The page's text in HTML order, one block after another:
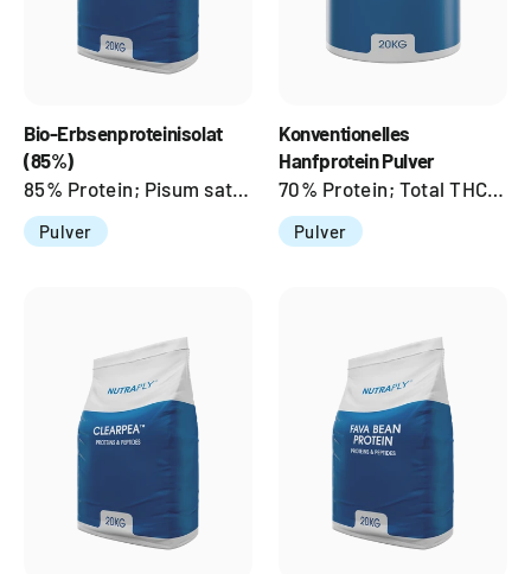
Bio-Erbsenproteinisolat
(85%)
85% Protein; Pisum sativum Linn; Seed
Pulver
Konventionelles
Hanfprotein Pulver
70% Protein; Total THC <3 ppm.; Seed
Pulver